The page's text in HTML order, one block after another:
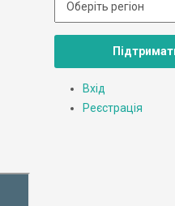
Вхід
Реєстрація